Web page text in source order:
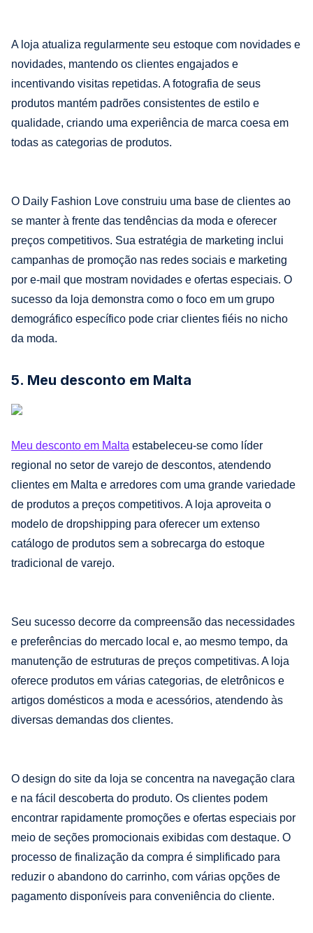
A loja atualiza regularmente seu estoque com novidades e
novidades, mantendo os clientes engajados e
incentivando visitas repetidas. A fotografia de seus
produtos mantém padrões consistentes de estilo e
qualidade, criando uma experiência de marca coesa em
todas as categorias de produtos.
O Daily Fashion Love construiu uma base de clientes ao
se manter à frente das tendências da moda e oferecer
preços competitivos. Sua estratégia de marketing inclui
campanhas de promoção nas redes sociais e marketing
por e-mail que mostram novidades e ofertas especiais. O
sucesso da loja demonstra como o foco em um grupo
demográfico específico pode criar clientes fiéis no nicho
da moda.
5. Meu desconto em Malta
Meu desconto em Malta estabeleceu-se como líder
regional no setor de varejo de descontos, atendendo
clientes em Malta e arredores com uma grande variedade
de produtos a preços competitivos. A loja aproveita o
modelo de dropshipping para oferecer um extenso
catálogo de produtos sem a sobrecarga do estoque
tradicional de varejo.
Seu sucesso decorre da compreensão das necessidades
e preferências do mercado local e, ao mesmo tempo, da
manutenção de estruturas de preços competitivas. A loja
oferece produtos em várias categorias, de eletrônicos e
artigos domésticos a moda e acessórios, atendendo às
diversas demandas dos clientes.
O design do site da loja se concentra na navegação clara
e na fácil descoberta do produto. Os clientes podem
encontrar rapidamente promoções e ofertas especiais por
meio de seções promocionais exibidas com destaque. O
processo de finalização da compra é simplificado para
reduzir o abandono do carrinho, com várias opções de
pagamento disponíveis para conveniência do cliente.